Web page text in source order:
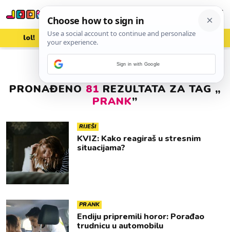
lol! aww vrh! woot?!
PRONAĐENO 81 REZULTATA ZA TAG „
PRANK”
RIJEŠI
KVIZ: Kako reagiraš u stresnim
situacijama?
PRANK
Endiju pripremili horor: Porađao
trudnicu u automobilu
Sign in with Google